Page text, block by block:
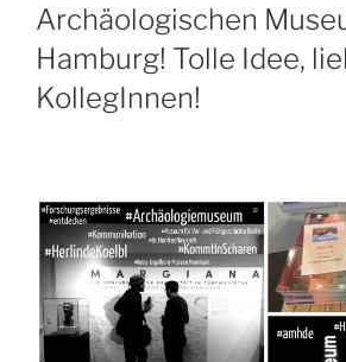
Archäologischen
Hamburg! Tolle Idee,
KollegInnen!